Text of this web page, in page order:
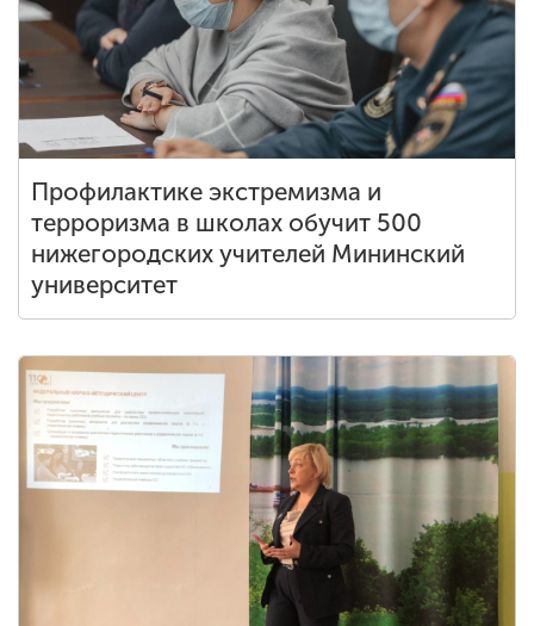
Профилактике экстремизма и
терроризма в школах обучит 500
нижегородских учителей Мининский
университет